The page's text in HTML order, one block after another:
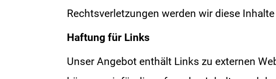
Rechtsverletzungen werden wir diese
Haftung für Links
Unser Angebot enthält Links zu externen